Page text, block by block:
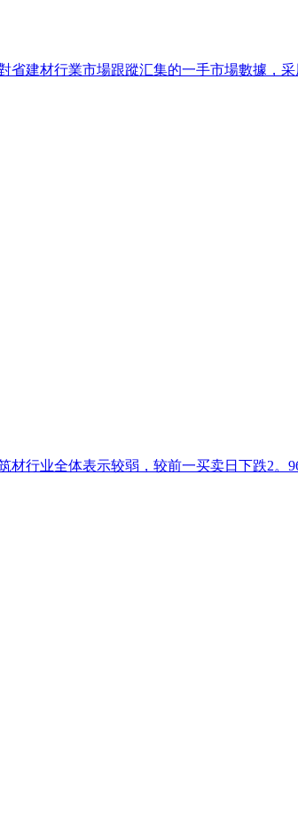
建材行業市場跟蹤汇集的一手市場數據，
行业全体表示较弱，较前一买卖日下跌2。